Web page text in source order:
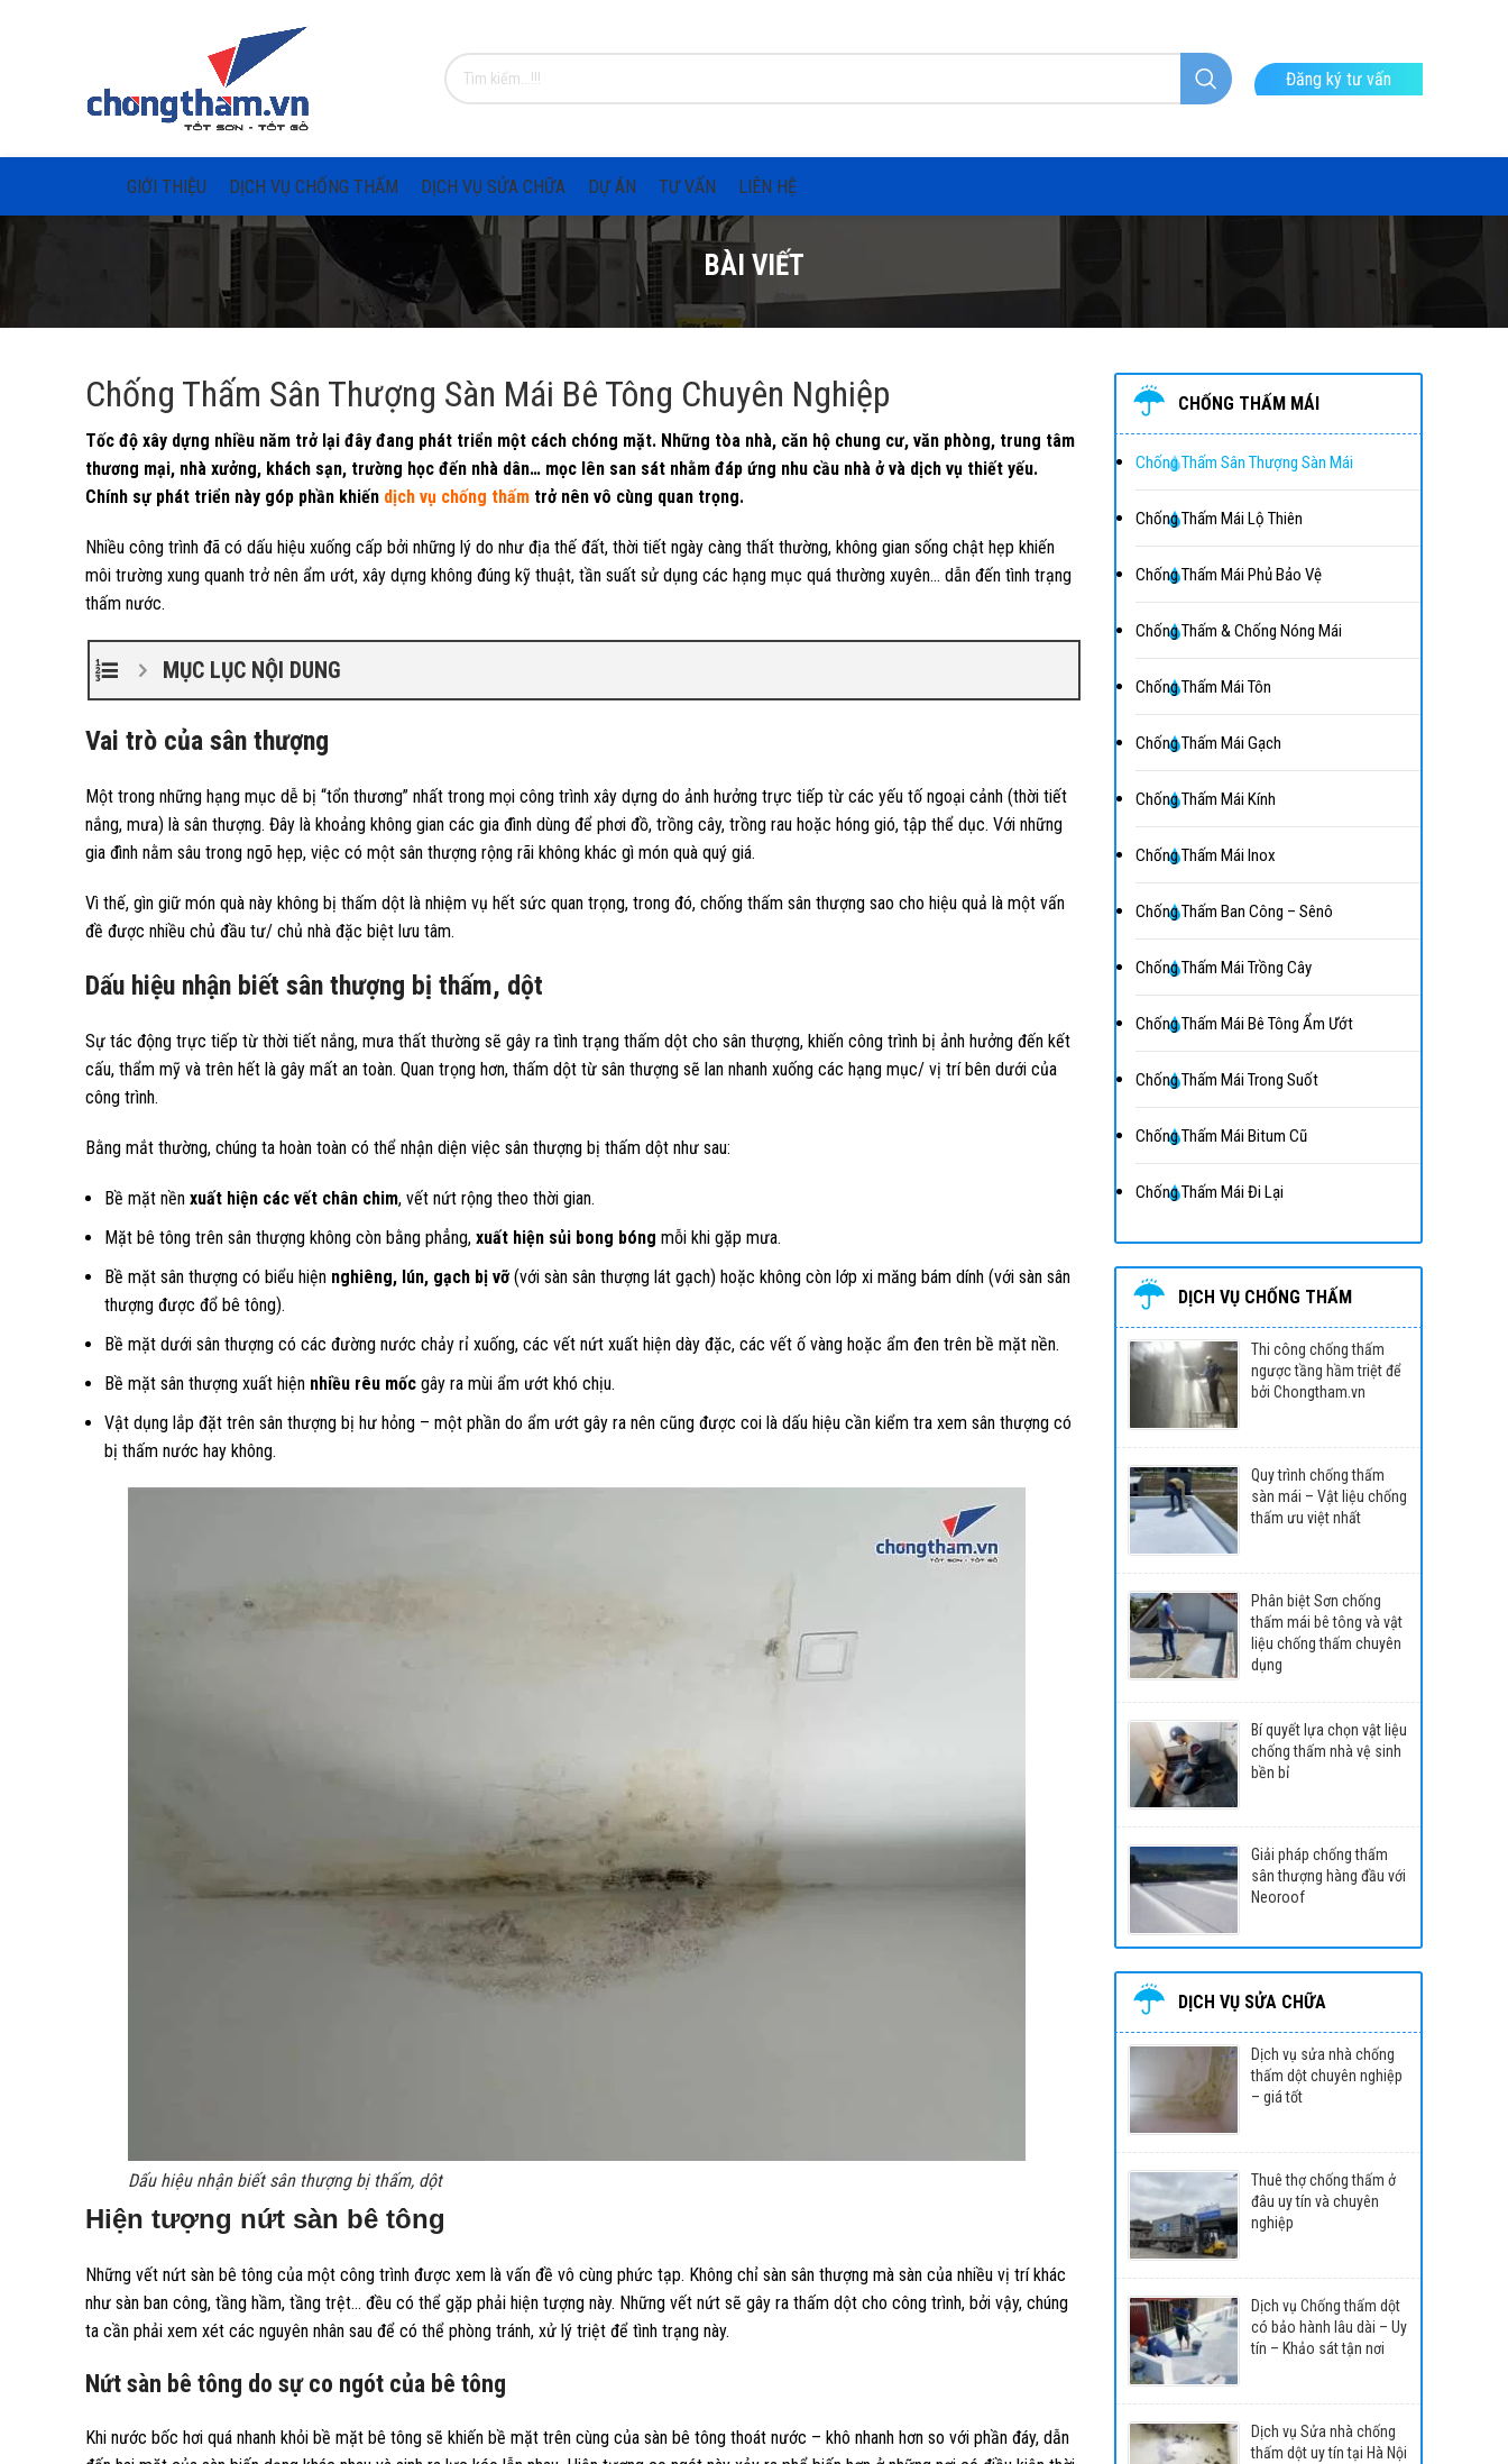
Đăng ký tư vấn
GIỚI THIỆU DỊCH VỤ CHỐNG THẤM DỊCH VỤ SỬA CHỮA DỰ ÁN TƯ VẤN LIÊN HỆ
BÀI VIẾT
Chống Thấm Sân Thượng Sàn Mái Bê Tông Chuyên Nghiệp
Tốc độ xây dựng nhiều năm trở lại đây đang phát triển một cách chóng mặt. Những tòa nhà, căn hộ chung cư, văn phòng, trung tâm
thương mại, nhà xưởng, khách sạn, trường học đến nhà dân… mọc lên san sát nhằm đáp ứng nhu cầu nhà ở và dịch vụ thiết yếu.
Chính sự phát triển này góp phần khiến dịch vụ chống thấm trở nên vô cùng quan trọng.
Nhiều công trình đã có dấu hiệu xuống cấp bởi những lý do như địa thế đất, thời tiết ngày càng thất thường, không gian sống chật hẹp khiến
môi trường xung quanh trở nên ẩm ướt, xây dựng không đúng kỹ thuật, tần suất sử dụng các hạng mục quá thường xuyên… dẫn đến tình trạng
thấm nước.
MỤC LỤC NỘI DUNG
Vai trò của sân thượng
Một trong những hạng mục dễ bị “tổn thương” nhất trong mọi công trình xây dựng do ảnh hưởng trực tiếp từ các yếu tố ngoại cảnh (thời tiết
nắng, mưa) là sân thượng. Đây là khoảng không gian các gia đình dùng để phơi đồ, trồng cây, trồng rau hoặc hóng gió, tập thể dục. Với những
gia đình nằm sâu trong ngõ hẹp, việc có một sân thượng rộng rãi không khác gì món quà quý giá.
Vì thế, gìn giữ món quà này không bị thấm dột là nhiệm vụ hết sức quan trọng, trong đó, chống thấm sân thượng sao cho hiệu quả là một vấn
đề được nhiều chủ đầu tư/ chủ nhà đặc biệt lưu tâm.
Dấu hiệu nhận biết sân thượng bị thấm, dột
Sự tác động trực tiếp từ thời tiết nắng, mưa thất thường sẽ gây ra tình trạng thấm dột cho sân thượng, khiến công trình bị ảnh hưởng đến kết
cấu, thẩm mỹ và trên hết là gây mất an toàn. Quan trọng hơn, thấm dột từ sân thượng sẽ lan nhanh xuống các hạng mục/ vị trí bên dưới của
công trình.
Bằng mắt thường, chúng ta hoàn toàn có thể nhận diện việc sân thượng bị thấm dột như sau:
Bề mặt nền xuất hiện các vết chân chim, vết nứt rộng theo thời gian.
Mặt bê tông trên sân thượng không còn bằng phẳng, xuất hiện sủi bong bóng mỗi khi gặp mưa.
Bề mặt sân thượng có biểu hiện nghiêng, lún, gạch bị vỡ (với sàn sân thượng lát gạch) hoặc không còn lớp xi măng bám dính (với sàn sân
thượng được đổ bê tông).
Bề mặt dưới sân thượng có các đường nước chảy rỉ xuống, các vết nứt xuất hiện dày đặc, các vết ố vàng hoặc ẩm đen trên bề mặt nền.
Bề mặt sân thượng xuất hiện nhiều rêu mốc gây ra mùi ẩm ướt khó chịu.
Vật dụng lắp đặt trên sân thượng bị hư hỏng – một phần do ẩm ướt gây ra nên cũng được coi là dấu hiệu cần kiểm tra xem sân thượng có
bị thấm nước hay không.
Dấu hiệu nhận biết sân thượng bị thấm, dột
Hiện tượng nứt sàn bê tông
Những vết nứt sàn bê tông của một công trình được xem là vấn đề vô cùng phức tạp. Không chỉ sàn sân thượng mà sàn của nhiều vị trí khác
như sàn ban công, tầng hầm, tầng trệt… đều có thể gặp phải hiện tượng này. Những vết nứt sẽ gây ra thấm dột cho công trình, bởi vậy, chúng
ta cần phải xem xét các nguyên nhân sau để có thể phòng tránh, xử lý triệt để tình trạng này.
Nứt sàn bê tông do sự co ngót của bê tông
Khi nước bốc hơi quá nhanh khỏi bề mặt bê tông sẽ khiến bề mặt trên cùng của sàn bê tông thoát nước – khô nhanh hơn so với phần đáy, dẫn
CHỐNG THẤM MÁI
Chống Thấm Sân Thượng Sàn Mái
Chống Thấm Mái Lộ Thiên
Chống Thấm Mái Phủ Bảo Vệ
Chống Thấm & Chống Nóng Mái
Chống Thấm Mái Tôn
Chống Thấm Mái Gạch
Chống Thấm Mái Kính
Chống Thấm Mái Inox
Chống Thấm Ban Công – Sênô
Chống Thấm Mái Trồng Cây
Chống Thấm Mái Bê Tông Ẩm Ướt
Chống Thấm Mái Trong Suốt
Chống Thấm Mái Bitum Cũ
Chống Thấm Mái Đi Lại
DỊCH VỤ CHỐNG THẤM
Thi công chống thấm
ngược tầng hầm triệt để
bởi Chongtham.vn
Quy trình chống thấm
sàn mái – Vật liệu chống
thấm ưu việt nhất
Phân biệt Sơn chống
thấm mái bê tông và vật
liệu chống thấm chuyên
dụng
Bí quyết lựa chọn vật liệu
chống thấm nhà vệ sinh
bền bỉ
Giải pháp chống thấm
sân thượng hàng đầu với
Neoroof
DỊCH VỤ SỬA CHỮA
Dịch vụ sửa nhà chống
thấm dột chuyên nghiệp
– giá tốt
Thuê thợ chống thấm ở
đâu uy tín và chuyên
nghiệp
Dịch vụ Chống thấm dột
có bảo hành lâu dài – Uy
tín – Khảo sát tận nơi
Dịch vụ Sửa nhà chống
thấm dột uy tín tại Hà Nội